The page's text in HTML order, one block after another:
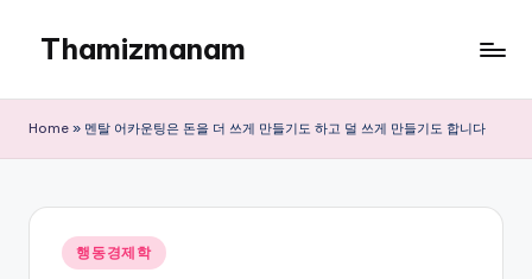
content
Thamizmanam
Home » 멘탈 어카운팅은 돈을 더 쓰게 만들기도 하고 덜 쓰게 만들기도 합니다
Posted
in
행동경제학